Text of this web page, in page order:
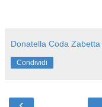
Donatella Coda Zabetta
Condividi